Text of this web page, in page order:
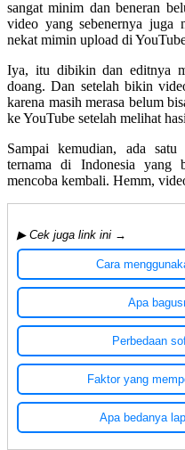
sangat minim dan beneran
video yang sebenernya
nekat mimin upload di
Iya, itu dibikin dan editnya
doang. Dan setelah bikin
karena masih merasa belum
ke YouTube setelah melihat
Sampai kemudian, ada
ternama di Indonesia yang
mencoba kembali. Hemm,
▶ Cek juga link ini →
Cara
Apa
Perbedaan
Faktor yang
Apa bedanya